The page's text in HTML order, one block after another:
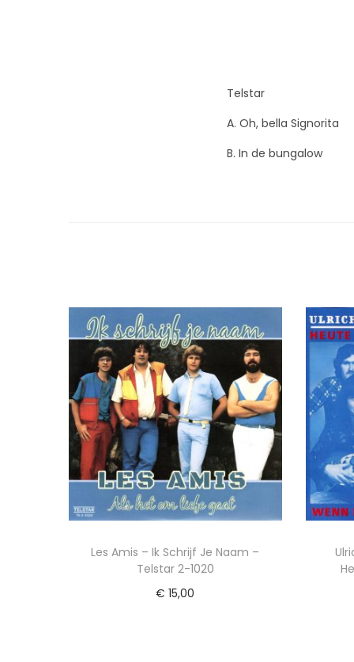
Telstar
A. Oh, bella Signorita
B. In de bungalow
Les Amis – Ik Schrijf Je Naam –
Telstar 2-1020
€ 15,00